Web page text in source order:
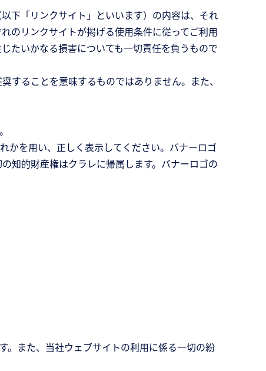
下「リンクサイト」といいます）の内容は、それ
のリンクサイトが掲げる使用条件に従ってご利用
たいかなる損害についても一切責任を負うもので
することを意味するものではありません。また、
かを用い、正しく表示してください。バナーロゴ
知的財産権はクラレに帰属します。バナーロゴの
。また、当社ウェブサイトの利用に係る一切の紛